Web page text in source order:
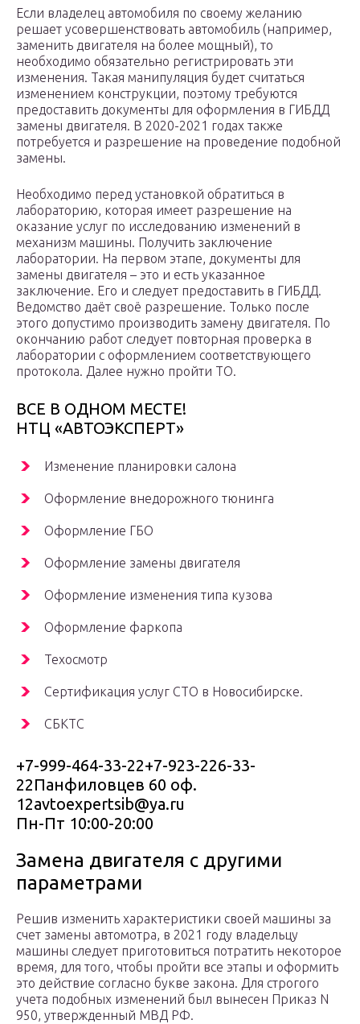
Если владелец автомобиля по своему желанию
решает усовершенствовать автомобиль (например,
заменить двигателя на более мощный), то
необходимо обязательно регистрировать эти
изменения. Такая манипуляция будет считаться
изменением конструкции, поэтому требуются
предоставить документы для оформления в ГИБДД
замены двигателя. В 2020-2021 годах также
потребуется и разрешение на проведение подобной
замены.
Необходимо перед установкой обратиться в
лабораторию, которая имеет разрешение на
оказание услуг по исследованию изменений в
механизм машины. Получить заключение
лаборатории. На первом этапе, документы для
замены двигателя – это и есть указанное
заключение. Его и следует предоставить в ГИБДД.
Ведомство даёт своё разрешение. Только после
этого допустимо производить замену двигателя. По
окончанию работ следует повторная проверка в
лаборатории с оформлением соответствующего
протокола. Далее нужно пройти ТО.
ВСЕ В ОДНОМ МЕСТЕ!
НТЦ «АВТОЭКСПЕРТ»
Изменение планировки салона
Оформление внедорожного тюнинга
Оформление ГБО
Оформление замены двигателя
Оформление изменения типа кузова
Оформление фаркопа
Техосмотр
Сертификация услуг СТО в Новосибирске.
СБКТС
+7-999-464-33-22+7-923-226-33-
22Панфиловцев 60 оф.
12avtoexpertsib@ya.ru
Пн-Пт 10:00-20:00
Замена двигателя с другими
параметрами
Решив изменить характеристики своей машины за
счет замены автомотра, в 2021 году владельцу
машины следует приготовиться потратить некоторое
время, для того, чтобы пройти все этапы и оформить
это действие согласно букве закона. Для строгого
учета подобных изменений был вынесен Приказ N
950, утвержденный МВД РФ.